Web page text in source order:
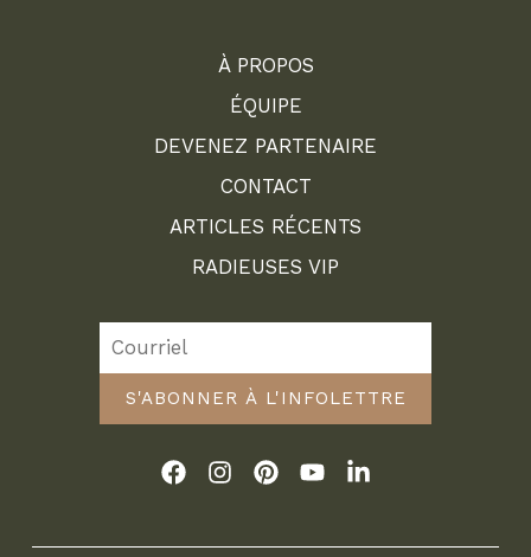
À PROPOS
ÉQUIPE
DEVENEZ PARTENAIRE
CONTACT
ARTICLES RÉCENTS
RADIEUSES VIP
S'ABONNER À L'INFOLETTRE